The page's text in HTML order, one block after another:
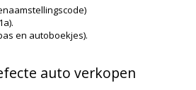
en autoboekjes).
auto verkopen